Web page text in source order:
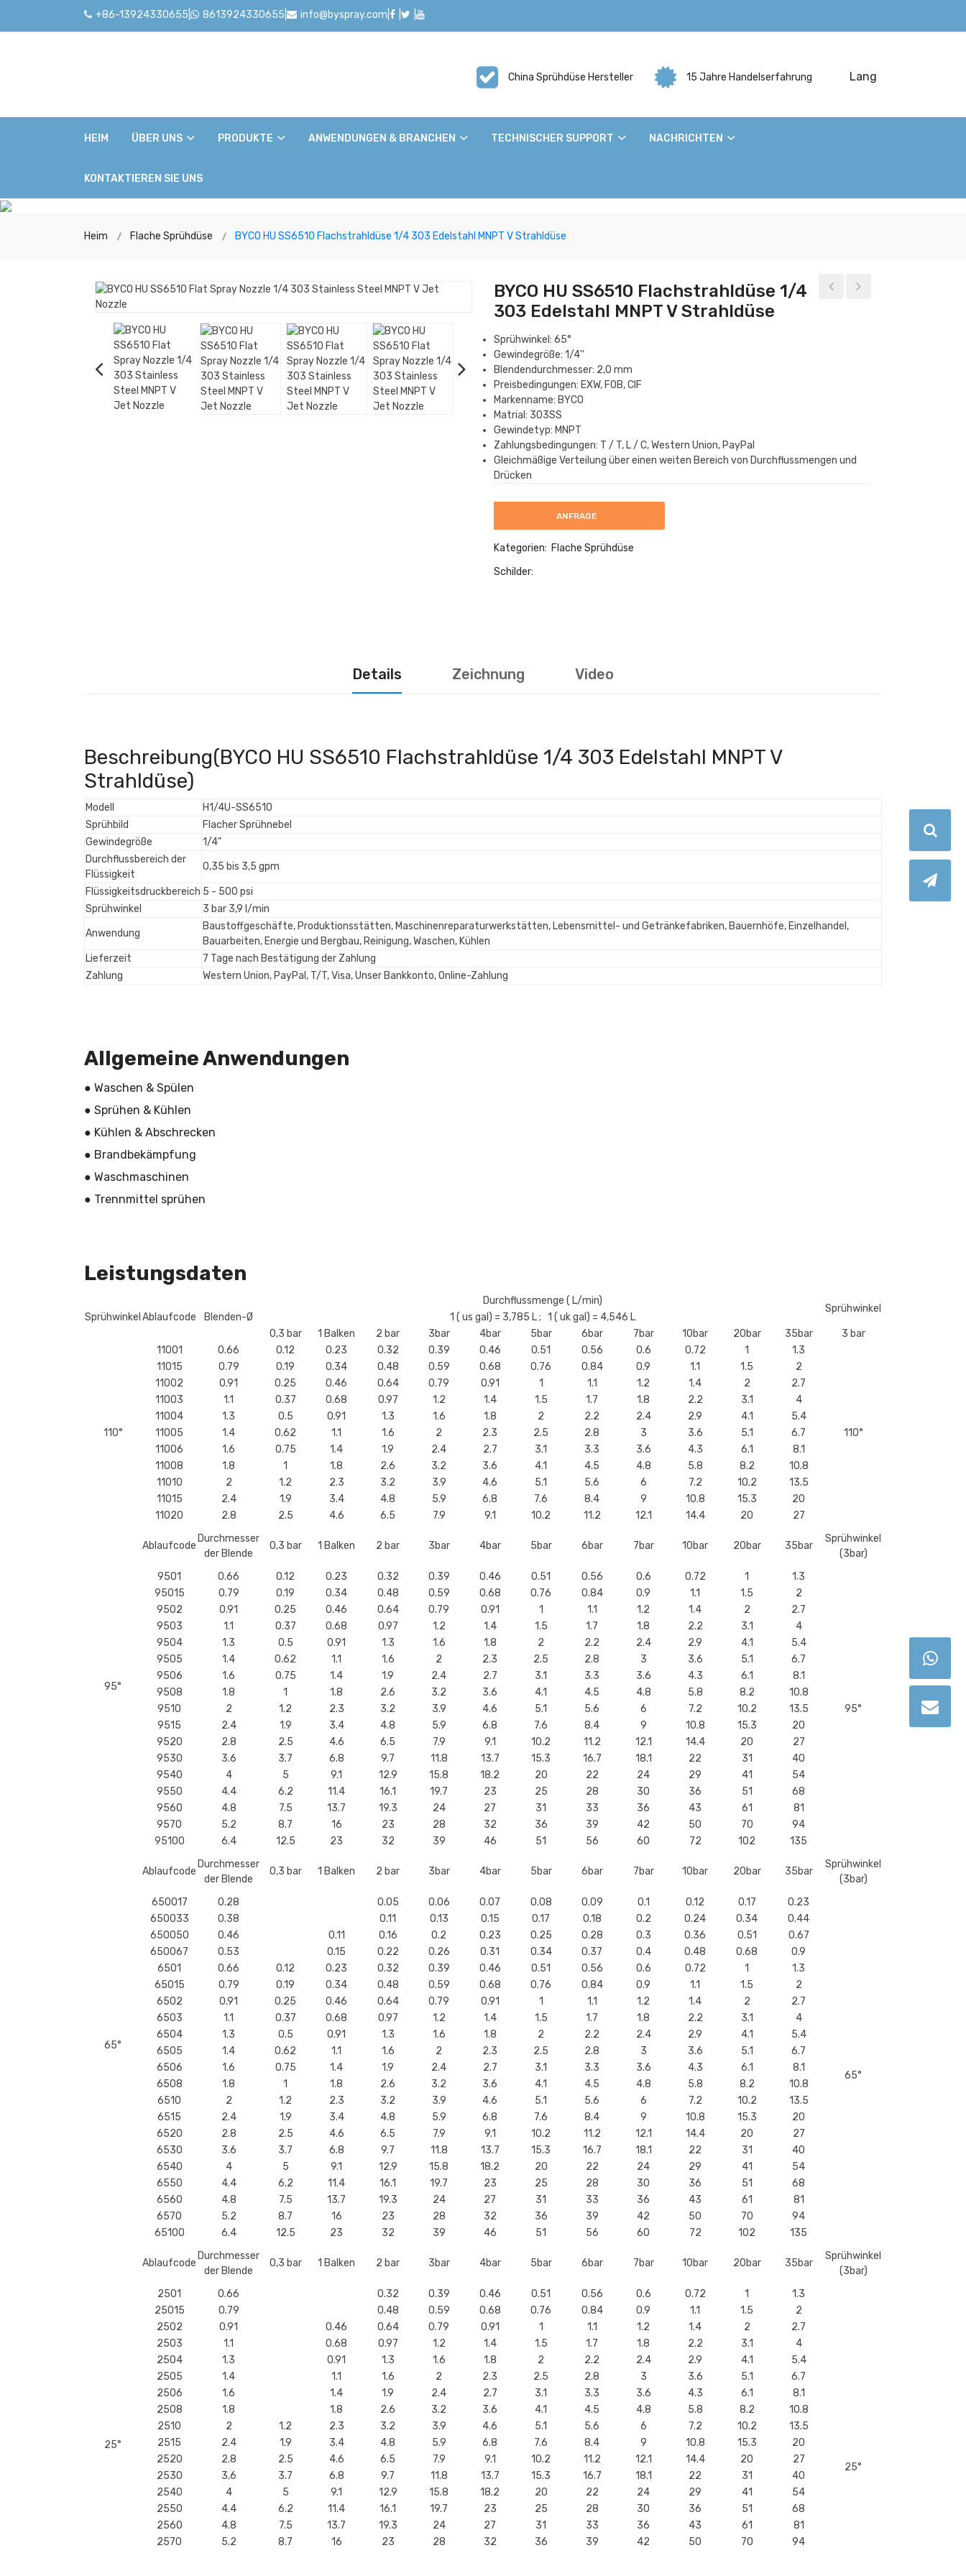
+86-13924330655 8613924330655 info@byspray.com
China Sprühdüse Hersteller 15 Jahre Handelserfahrung Lang
HEIM ÜBER UNS PRODUKTE ANWENDUNGEN & BRANCHEN TECHNISCHER SUPPORT NACHRICHTEN
KONTAKTIEREN SIE UNS
Heim Flache Sprühdüse BYCO HU SS6510 Flachstrahldüse 1/4 303 Edelstahl MNPT V Strahldüse
BYCO HU SS6510 Flachstrahldüse 1/4
303 Edelstahl MNPT V Strahldüse
Sprühwinkel: 65°
Gewindegröße: 1/4''
Blendendurchmesser: 2,0 mm
Preisbedingungen: EXW, FOB, CIF
Markenname: BYCO
Matrial: 303SS
Gewindetyp: MNPT
Zahlungsbedingungen: T / T, L / C, Western Union, PayPal
Gleichmäßige Verteilung über einen weiten Bereich von Durchflussmengen und
Drücken
ANFRAGE
Kategorien: Flache Sprühdüse
Schilder:
Details Zeichnung Video
Beschreibung(BYCO HU SS6510 Flachstrahldüse 1/4 303 Edelstahl MNPT V
Strahldüse)
Modell
H1/4U-SS6510
Sprühbild
Flacher Sprühnebel
Gewindegröße
1/4"
Durchflussbereich der
Flüssigkeit
0,35 bis 3,5 gpm
Flüssigkeitsdruckbereich 5 - 500 psi
Sprühwinkel
3 bar 3,9 l/min
Anwendung
Baustoffgeschäfte, Produktionsstätten, Maschinenreparaturwerkstätten, Lebensmittel- und Getränkefabriken, Bauernhöfe, Einzelhandel,
Bauarbeiten, Energie und Bergbau, Reinigung, Waschen, Kühlen
Lieferzeit
7 Tage nach Bestätigung der Zahlung
Zahlung
Western Union, PayPal, T/T, Visa, Unser Bankkonto, Online-Zahlung
Allgemeine Anwendungen
● Waschen & Spülen
● Sprühen & Kühlen
● Kühlen & Abschrecken
● Brandbekämpfung
● Waschmaschinen
● Trennmittel sprühen
Leistungsdaten
Sprühwinkel Ablaufcode Blenden-Ø
Durchflussmenge ( L/min)
Sprühwinkel
1 ( us gal) = 3,785 L ; 1 ( uk gal) = 4,546 L
0,3 bar
1 Balken 2 bar 3bar 4bar 5bar 6bar 7bar 10bar 20bar 35bar 3 bar
110°
11001 0.66 0.12 0.23 0.32 0.39 0.46 0.51 0.56 0.6 0.72 1 1.3
110°
11015 0.79 0.19 0.34 0.48 0.59 0.68 0.76 0.84 0.9 1.1 1.5
2
11002
0.91 0.25 0.46 0.64 0.79 0.91 1 1.1 1.2 1.4 2
2.7
11003
1.1 0.37 0.68 0.97 1.2 1.4 1.5 1.7 1.8 2.2 3.1
4
11004
1.3 0.5 0.91 1.3 1.6 1.8 2 2.2 2.4 2.9 4.1
5.4
11005
1.4 0.62 1.1 1.6 2 2.3 2.5 2.8 3 3.6 5.1
6.7
11006
1.6 0.75 1.4 1.9 2.4 2.7 3.1 3.3 3.6 4.3 6.1
8.1
11008
1.8 1 1.8 2.6 3.2 3.6 4.1 4.5 4.8 5.8 8.2
10.8
11010
2 1.2 2.3 3.2 3.9 4.6 5.1 5.6 6 7.2 10.2
13.5
11015
2.4 1.9 3.4 4.8 5.9 6.8 7.6 8.4 9 10.8 15.3
20
11020
2.8 2.5 4.6 6.5 7.9 9.1 10.2 11.2 12.1 14.4 20 27
95°
Ablaufcode
Durchmesser
der Blende
0,3 bar 1 Balken 2 bar 3bar 4bar 5bar 6bar 7bar 10bar 20bar 35bar
Sprühwinkel
(3bar)
9501
0.66 0.12 0.23 0.32 0.39 0.46 0.51 0.56 0.6 0.72 1 1.3
95°
95015 0.79 0.19 0.34 0.48 0.59 0.68 0.76 0.84 0.9 1.1 1.5
2
9502
0.91 0.25 0.46 0.64 0.79 0.91 1 1.1 1.2 1.4 2
2.7
9503
1.1 0.37 0.68 0.97 1.2 1.4 1.5 1.7 1.8 2.2 3.1
4
9504
1.3 0.5 0.91 1.3 1.6 1.8 2 2.2 2.4 2.9 4.1
5.4
9505
1.4 0.62 1.1 1.6 2 2.3 2.5 2.8 3 3.6 5.1
6.7
9506
1.6 0.75 1.4 1.9 2.4 2.7 3.1 3.3 3.6 4.3 6.1
8.1
9508
1.8 1 1.8 2.6 3.2 3.6 4.1 4.5 4.8 5.8 8.2
10.8
9510
2 1.2 2.3 3.2 3.9 4.6 5.1 5.6 6 7.2 10.2
13.5
9515
2.4 1.9 3.4 4.8 5.9 6.8 7.6 8.4 9 10.8 15.3
20
9520
2.8 2.5 4.6 6.5 7.9 9.1 10.2 11.2 12.1 14.4 20
27
9530
3.6 3.7 6.8 9.7 11.8 13.7 15.3 16.7 18.1 22 31
40
9540
4 5 9.1 12.9 15.8 18.2 20 22 24 29 41
54
9550
4.4 6.2 11.4 16.1 19.7 23 25 28 30 36 51
68
9560
4.8 7.5 13.7 19.3 24 27 31 33 36 43 61
81
9570
5.2 8.7 16 23 28 32 36 39 42 50 70
94
95100
6.4 12.5 23 32 39 46 51 56 60 72 102 135
65°
Ablaufcode
Durchmesser
der Blende
0,3 bar 1 Balken 2 bar 3bar 4bar 5bar 6bar 7bar 10bar 20bar 35bar
Sprühwinkel
(3bar)
650017
0.28 0.05 0.06 0.07 0.08 0.09 0.1 0.12 0.17
0.23
650033
0.38 0.11 0.13 0.15 0.17 0.18 0.2 0.24 0.34 0.44
65°
650050 0.46 0.11 0.16 0.2 0.23 0.25 0.28 0.3 0.36 0.51
0.67
650067
0.53 0.15 0.22 0.26 0.31 0.34 0.37 0.4 0.48 0.68
0.9
6501
0.66 0.12 0.23 0.32 0.39 0.46 0.51 0.56 0.6 0.72 1
1.3
65015
0.79 0.19 0.34 0.48 0.59 0.68 0.76 0.84 0.9 1.1 1.5
2
6502
0.91 0.25 0.46 0.64 0.79 0.91 1 1.1 1.2 1.4 2
2.7
6503
1.1 0.37 0.68 0.97 1.2 1.4 1.5 1.7 1.8 2.2 3.1
4
6504
1.3 0.5 0.91 1.3 1.6 1.8 2 2.2 2.4 2.9 4.1
5.4
6505
1.4 0.62 1.1 1.6 2 2.3 2.5 2.8 3 3.6 5.1
6.7
6506
1.6 0.75 1.4 1.9 2.4 2.7 3.1 3.3 3.6 4.3 6.1
8.1
6508
1.8 1 1.8 2.6 3.2 3.6 4.1 4.5 4.8 5.8 8.2
10.8
6510
2 1.2 2.3 3.2 3.9 4.6 5.1 5.6 6 7.2 10.2
13.5
6515
2.4 1.9 3.4 4.8 5.9 6.8 7.6 8.4 9 10.8 15.3
20
6520
2.8 2.5 4.6 6.5 7.9 9.1 10.2 11.2 12.1 14.4 20
27
6530
3.6 3.7 6.8 9.7 11.8 13.7 15.3 16.7 18.1 22 31
40
6540
4 5 9.1 12.9 15.8 18.2 20 22 24 29 41
54
6550
4.4 6.2 11.4 16.1 19.7 23 25 28 30 36 51
68
6560
4.8 7.5 13.7 19.3 24 27 31 33 36 43 61
81
6570
5.2 8.7 16 23 28 32 36 39 42 50 70
94
65100
6.4 12.5 23 32 39 46 51 56 60 72 102 135
25°
Ablaufcode
Durchmesser
der Blende
0,3 bar 1 Balken 2 bar 3bar 4bar 5bar 6bar 7bar 10bar 20bar 35bar
Sprühwinkel
(3bar)
2501
0.66 0.32 0.39 0.46 0.51 0.56 0.6 0.72 1 1.3
25°
25015 0.79 0.48 0.59 0.68 0.76 0.84 0.9 1.1 1.5
2
2502
0.91 0.46 0.64 0.79 0.91 1 1.1 1.2 1.4 2
2.7
2503
1.1 0.68 0.97 1.2 1.4 1.5 1.7 1.8 2.2 3.1
4
2504
1.3 0.91 1.3 1.6 1.8 2 2.2 2.4 2.9 4.1
5.4
2505
1.4 1.1 1.6 2 2.3 2.5 2.8 3 3.6 5.1
6.7
2506
1.6 1.4 1.9 2.4 2.7 3.1 3.3 3.6 4.3 6.1
8.1
2508
1.8 1.8 2.6 3.2 3.6 4.1 4.5 4.8 5.8 8.2
10.8
2510
2 1.2 2.3 3.2 3.9 4.6 5.1 5.6 6 7.2 10.2
13.5
2515
2.4 1.9 3.4 4.8 5.9 6.8 7.6 8.4 9 10.8 15.3
20
2520
2.8 2.5 4.6 6.5 7.9 9.1 10.2 11.2 12.1 14.4 20
27
2530
3.6 3.7 6.8 9.7 11.8 13.7 15.3 16.7 18.1 22 31
40
2540
4 5 9.1 12.9 15.8 18.2 20 22 24 29 41
54
2550
4.4 6.2 11.4 16.1 19.7 23 25 28 30 36 51
68
2560
4.8 7.5 13.7 19.3 24 27 31 33 36 43 61
81
2570
5.2 8.7 16 23 28 32 36 39 42 50 70
94